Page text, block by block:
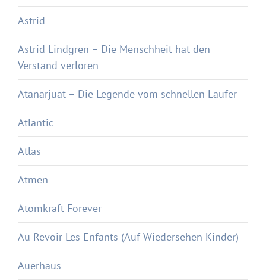
Astrid
Astrid Lindgren – Die Menschheit hat den
Verstand verloren
Atanarjuat – Die Legende vom schnellen Läufer
Atlantic
Atlas
Atmen
Atomkraft Forever
Au Revoir Les Enfants (Auf Wiedersehen Kinder)
Auerhaus